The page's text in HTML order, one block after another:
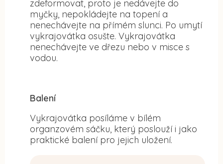
zdeformovat, proto je nedávejte do
myčky, nepokládejte na topení a
nenechávejte na přímém slunci. Po umytí
vykrajovátka osušte. Vykrajovátka
nenechávejte ve dřezu nebo v misce s
vodou.
Balení
Vykrajovátka posíláme v bílém
organzovém sáčku, který poslouží i jako
praktické balení pro jejich uložení.